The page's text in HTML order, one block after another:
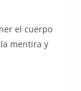
el cuerpo
mentira y